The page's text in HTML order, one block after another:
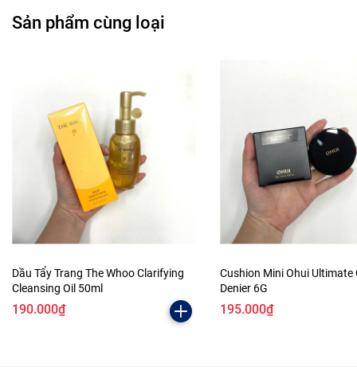
Sản phẩm cùng loại
Dầu Tẩy Trang The Whoo Clarifying
Cleansing Oil 50ml
190.000₫
Cushion Mini Ohui Ultimate
Denier 6G
195.000₫